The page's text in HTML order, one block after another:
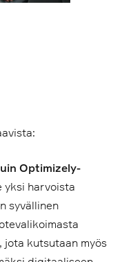
Optimizely-
yksi harvoista
syvällinen
jota kutsutaan myös